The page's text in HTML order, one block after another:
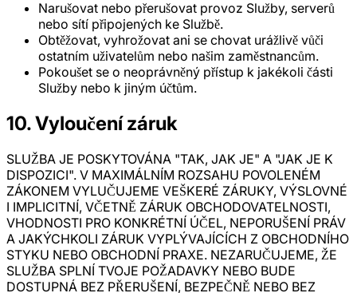
Narušovat nebo přerušovat provoz Služby, serverů
nebo sítí připojených ke Službě.
Obtěžovat, vyhrožovat ani se chovat urážlivě vůči
ostatním uživatelům nebo našim zaměstnancům.
Pokoušet se o neoprávněný přístup k jakékoli části
Služby nebo k jiným účtům.
10. Vyloučení záruk
SLUŽBA JE POSKYTOVÁNA "TAK, JAK JE" A "JAK JE K
DISPOZICI". V MAXIMÁLNÍM ROZSAHU POVOLENÉM
ZÁKONEM VYLUČUJEME VEŠKERÉ ZÁRUKY, VÝSLOVNÉ
I IMPLICITNÍ, VČETNĚ ZÁRUK OBCHODOVATELNOSTI,
VHODNOSTI PRO KONKRÉTNÍ ÚČEL, NEPORUŠENÍ PRÁV
A JAKÝCHKOLI ZÁRUK VYPLÝVAJÍCÍCH Z OBCHODNÍHO
STYKU NEBO OBCHODNÍ PRAXE. NEZARUČUJEME, ŽE
SLUŽBA SPLNÍ TVOJE POŽADAVKY NEBO BUDE
DOSTUPNÁ BEZ PŘERUŠENÍ, BEZPEČNĚ NEBO BEZ